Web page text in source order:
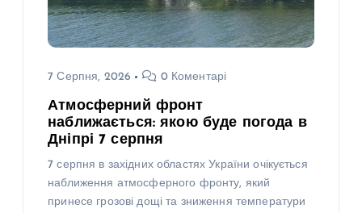
7 Серпня, 2026 0 Коментарі
Атмосферний фронт
наближається: якою буде погода в
Дніпрі 7 серпня
7 серпня в західних областях України очікується
наближення атмосферного фронту, який
принесе грозові дощі та зниження температури